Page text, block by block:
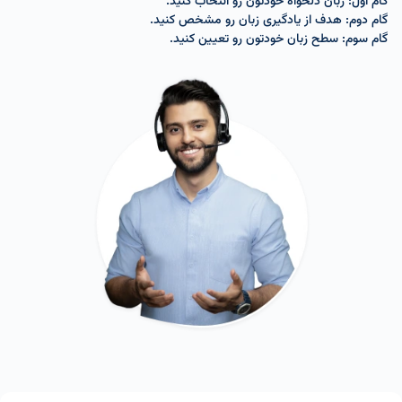
گام دوم: هدف از یادگیری‌ زبان رو مشخص کنید.
گام سوم: سطح زبان خودتون رو تعیین کنید.